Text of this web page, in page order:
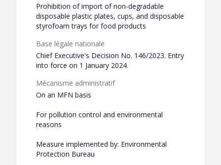
Prohibition of import of non-degradable
disposable plastic plates, cups, and disposable
styrofoam trays for food products
Base légale nationale
Chief Executive's Decision No. 146/2023. Entry
into force on 1 January 2024.
Mécanisme administratif
On an MFN basis
For pollution control and environmental
reasons
Measure implemented by: Environmental
Protection Bureau